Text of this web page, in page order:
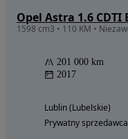
Opel Astra 1.6 CDTI
1598 cm3 • 110 KM •
201 000 km
2017
Lublin (Lubelskie)
Prywatny